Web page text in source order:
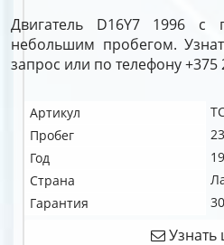
Двигатель D16Y7 1996 с
небольшим пробегом.
запрос или по телефону +375
Артикул
Пробег
Год
Страна
Гарантия
Узнать